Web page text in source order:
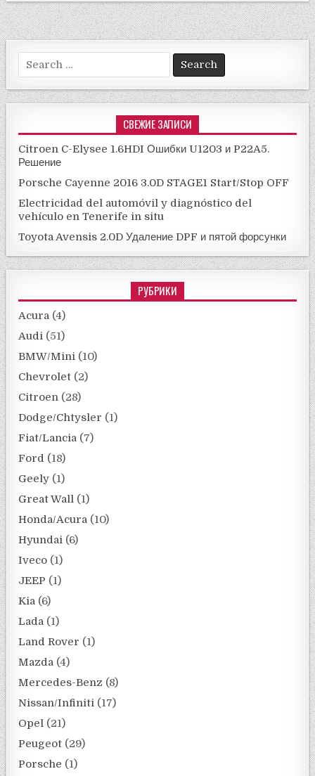
Search
for:
СВЕЖИЕ ЗАПИСИ
Citroen C-Elysee 1.6HDI Ошибки U1203 и P22A5.
Решение
Porsche Cayenne 2016 3.0D STAGE1 Start/Stop OFF
Electricidad del automóvil y diagnóstico del
vehículo en Tenerife in situ
Toyota Avensis 2.0D Удаление DPF и пятой форсунки
РУБРИКИ
Acura (4)
Audi (51)
BMW/Mini (10)
Chevrolet (2)
Citroen (28)
Dodge/Chtysler (1)
Fiat/Lancia (7)
Ford (18)
Geely (1)
Great Wall (1)
Honda/Acura (10)
Hyundai (6)
Iveco (1)
JEEP (1)
Kia (6)
Lada (1)
Land Rover (1)
Mazda (4)
Mercedes-Benz (8)
Nissan/Infiniti (17)
Opel (21)
Peugeot (29)
Porsche (1)